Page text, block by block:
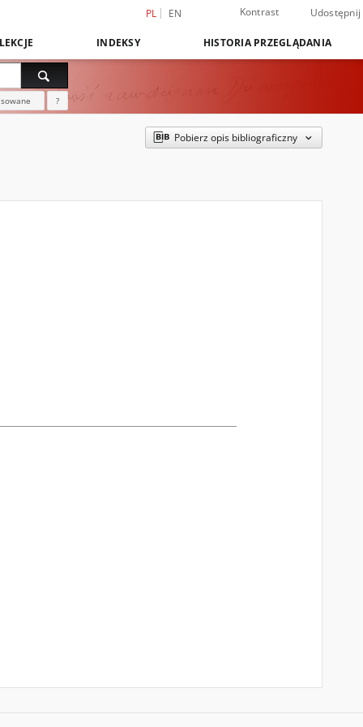
PL EN Kontrast Udostępnij
INDEKSY HISTORIA PRZEGLĄDANIA
?
Pobierz opis bibliograficzny